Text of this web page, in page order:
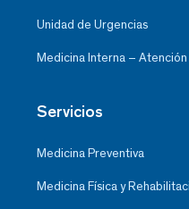
Unidad de Urgencias
Medicina Interna –
Servicios
Medicina Preventiva
Medicina Física y